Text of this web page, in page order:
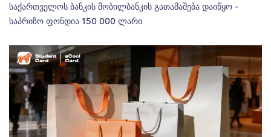
საქართველოს ბანკის მობილბანკის გათამაშება დაიწყო -
საპრიზო ფონდია 150 000 ლარი